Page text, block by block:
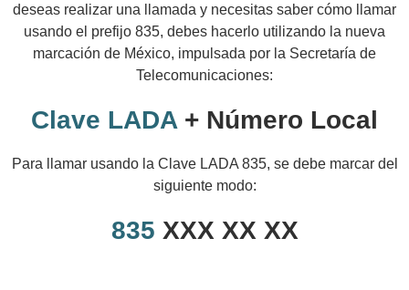
deseas realizar una llamada y necesitas saber cómo llamar
usando el prefijo 835, debes hacerlo utilizando la nueva
marcación de México, impulsada por la Secretaría de
Telecomunicaciones:
Clave LADA + Número Local
Para llamar usando la Clave LADA 835, se debe marcar del
siguiente modo:
835 XXX XX XX